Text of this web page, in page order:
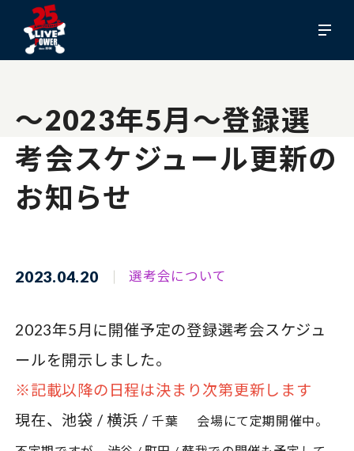
～2023年5月～登録選
考会スケジュール更新の
お知らせ
2023.04.20 選考会について
2023年5月に開催予定の登録選考会スケジュ
ールを開示しました。
※記載以降の日程は決まり次第更新します
現在、池袋 / 横浜 /千葉 会場にて定期開催中。